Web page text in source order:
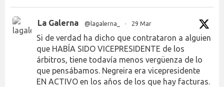
La Galerna @lagalerna_ · 29 Mar
Si de verdad ha dicho que contrataron a alguien
que HABÍA SIDO VICEPRESIDENTE de los
árbitros, tiene todavía menos vergüenza de lo
que pensábamos. Negreira era vicepresidente
EN ACTIVO en los años de los que hay facturas.